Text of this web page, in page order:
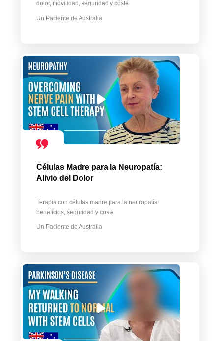
dolor, movilidad, seguridad y coste
Un Paciente de Australia
Células Madre para la Neuropatía:
Alivio del Dolor
Terapia con células madre para la neuropatía:
beneficios, seguridad y coste
Un Paciente de Australia